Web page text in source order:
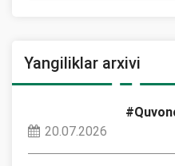
Yangiliklar arxivi
20.07.2026